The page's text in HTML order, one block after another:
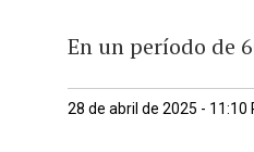
En un período de
28 de abril de 2025 - 11:10